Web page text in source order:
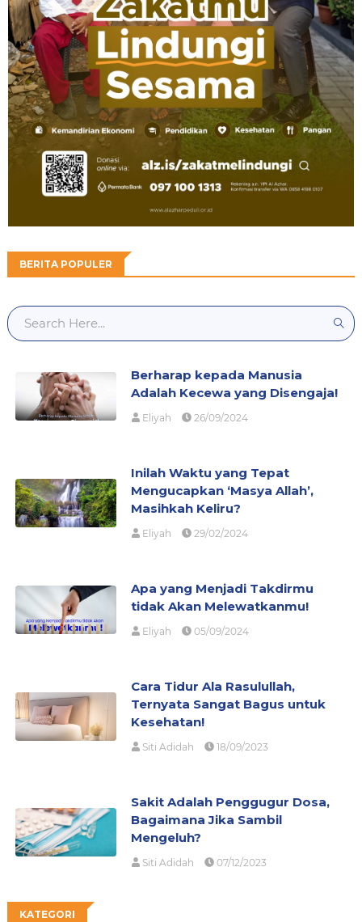
BERITA POPULER
Berharap kepada Manusia
Adalah Kecewa yang Disengaja!
Eliyah 26/09/2024
Inilah Waktu yang Tepat
Mengucapkan ‘Masya Allah’,
Masihkah Keliru?
Eliyah 29/02/2024
Apa yang Menjadi Takdirmu
tidak Akan Melewatkanmu!
Eliyah 05/09/2024
Cara Tidur Ala Rasulullah,
Ternyata Sangat Bagus untuk
Kesehatan!
Siti Adidah 18/09/2023
Sakit Adalah Penggugur Dosa,
Bagaimana Jika Sambil
Mengeluh?
Siti Adidah 07/12/2023
KATEGORI